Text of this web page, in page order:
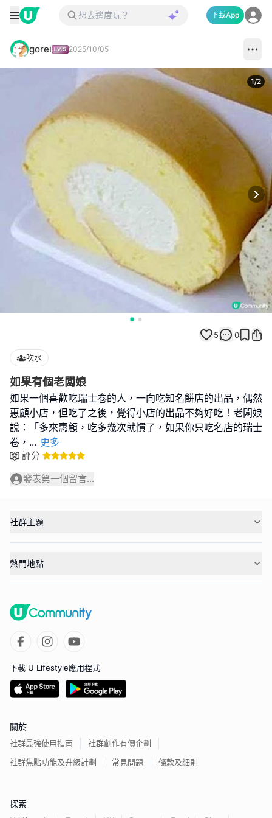
下載App
gorei 2025/10/05
1/2
5 0
吹水
如果有個老闆娘
如果一個喜歡吃瑞士卷的人，一向吃知名餅店的出品，偶然
惠顧小店，但吃了之後，覺得小店的出品不夠好吃！老闆娘
說：「多來惠顧，吃多幾次就慣了，如果你只吃名店的瑞士
卷， ... 更多
評分
發表第一個留言...
社群主題
熱門地點
下載 U Lifestyle應用程式
關於
社群最強使用指南
社群創作有價企劃
社群焦點功能及升級計劃
常見問題 條款及細則
探索